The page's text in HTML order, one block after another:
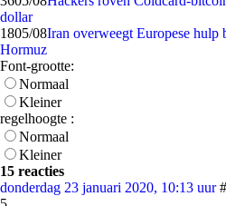
dollar
1805/08Iran overweegt Europese hulp
Hormuz
Font-grootte:
Normaal
Kleiner
regelhoogte :
Normaal
Kleiner
15 reacties
donderdag 23 januari 2020, 10:13 uur